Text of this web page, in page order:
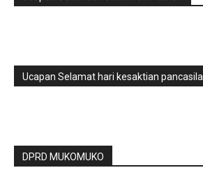
Ucapan Selamat hari kesaktian pancasila
DPRD MUKOMUKO